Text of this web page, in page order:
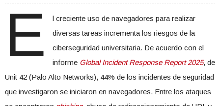
E
l creciente uso de navegadores para realizar
diversas tareas incrementa los riesgos de la
ciberseguridad universitaria. De acuerdo con el
informe Global Incident Response Report 2025, de
Unit 42 (Palo Alto Networks), 44% de los incidentes de seguridad
que investigaron se iniciaron en navegadores. Entre los ataques